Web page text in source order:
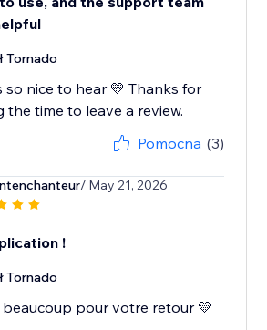
Tornado
so nice to hear 💛 Thanks for
the time to leave a review.
Pomocna (3)
/ May 21, 2026
!
Tornado
beaucoup pour votre retour 💛